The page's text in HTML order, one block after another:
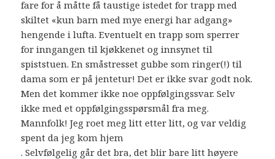
fare for å måtte få taustige istedet for trapp med
skiltet «kun barn med mye energi har adgang»
hengende i lufta. Eventuelt en trapp som sperrer
for inngangen til kjøkkenet og innsynet til
spiststuen. En småstresset gubbe som ringer(!) til
dama som er på jentetur! Det er ikke svar godt nok.
Men det kommer ikke noe oppfølgingssvar. Selv
ikke med et oppfølgingsspørsmål fra meg.
Mannfolk! Jeg roet meg litt etter litt, og var veldig
spent da jeg kom hjem
. Selvfølgelig går det bra, det blir bare litt høyere